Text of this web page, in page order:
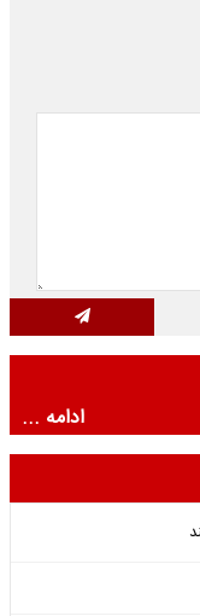
ادامه ...